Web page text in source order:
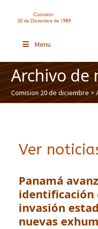
Menu
Archivo de
Comision 20 de diciembre >
Ver
Panamá
identificación
invasión
nuevas